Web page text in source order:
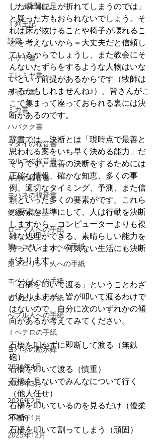
Ⅰサムエル記
Ⅰ列王記
詩篇
イザヤ書
エレミヤ書
ホセア書
ミカ書
ハバクク書
マタイの福音書
マルコの福音書
ルカの福音書
ヨハネの福音書
使徒の働き
ローマ人への手紙
第一コリント人への手紙
第２コリント人への手紙
エペソ人への手紙
ピリピ人への手紙
へブル人への手紙
Ⅰペテロの手紙
ヨハネの黙示録
2026年4月
2026年3月
2026年2月
2026年1月
2025年12月
した瞬間に足が折れてしまうのでは」
と疑った方もおられないでしょう。そ
れは床が抜けることや椅子が壊れるこ
とを考えないから＝大丈夫だと信頼し
ているからでしょうし、また教会にそ
んないたずらをするような人物はいな
いという前提があるからです（牧師は
するかもしれませんね♪）。皆さんがこ
こで集まって座っておられる裏には決
断があるのです。
辞書では、決断とは「現時点で最善と
思われる案をいち早く決める能力」だ
そうです。最善の決断をするためには
正確な情報、確かな知恵、多くの事
例、適切なタイミング、予測、また信
頼といった多くの要素がです。これら
の要素を基準にして、人は行動を決断
しますから、コンピューターよりも複
雑な処理ができる、素晴らしい能力を
持っています。何気ない生活にも決断
があります。
「石橋を叩いて渡る」ということわざ
がありますが、皆が叩いて渡るわけで
はないので、自分に次のいずれかの傾
向があるか考えてみてください。
石橋を叩かずに即断して渡る（無鉄
砲）
石橋を叩いて渡る（慎重）
石橋を見ないでみんなについて行く
（他人任せ）
石橋を叩いているのを見るだけ（優柔
不断）
石橋を叩いて割ってしまう（頑固）